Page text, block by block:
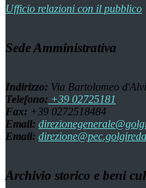
Ufficio relazioni con il pubblico
Sede Amministrativa
Indirizzo: Via Bartolomeo
Telefono: +39 02725181
Fax: +39 0272518484
Email:
Email:
Archivio storico e beni